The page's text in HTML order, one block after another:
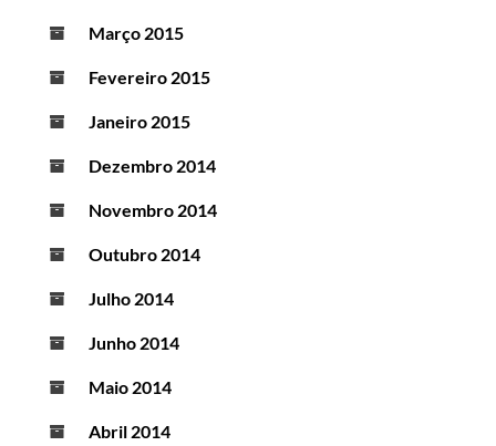
Março 2015
Fevereiro 2015
Janeiro 2015
Dezembro 2014
Novembro 2014
Outubro 2014
Julho 2014
Junho 2014
Maio 2014
Abril 2014